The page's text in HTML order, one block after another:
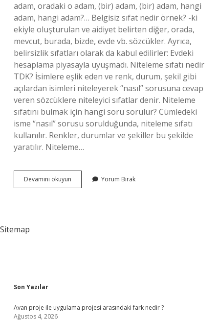
adam, oradaki o adam, (bir) adam, (bir) adam, hangi
adam, hangi adam?… Belgisiz sıfat nedir örnek? -ki
ekiyle oluşturulan ve aidiyet belirten diğer, orada,
mevcut, burada, bizde, evde vb. sözcükler. Ayrıca,
belirsizlik sıfatları olarak da kabul edilirler: Evdeki
hesaplama piyasayla uyuşmadı. Niteleme sıfatı nedir
TDK? İsimlere eşlik eden ve renk, durum, şekil gibi
açılardan isimleri niteleyerek “nasıl” sorusuna cevap
veren sözcüklere niteleyici sıfatlar denir. Niteleme
sıfatını bulmak için hangi soru sorulur? Cümledeki
isme “nasıl” sorusu sorulduğunda, niteleme sıfatı
kullanılır. Renkler, durumlar ve şekiller bu şekilde
yaratılır. Niteleme…
Devamını okuyun Niteleme
Sıfatı
Yorum Bırak
Sitemap
Sidebar
Son Yazılar
Avan proje ile uygulama projesi arasındaki fark nedir ?
Ağustos 4, 2026